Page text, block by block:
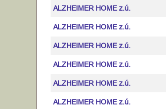
ALZHEIMER HOME z.ú.
ALZHEIMER HOME z.ú.
ALZHEIMER HOME z.ú.
ALZHEIMER HOME z.ú.
ALZHEIMER HOME z.ú.
ALZHEIMER HOME z.ú.